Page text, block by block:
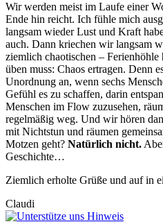
Wir werden meist im Laufe einer
Ende hin reicht. Ich fühle mich
langsam wieder Lust und Kraft
auch. Dann kriechen wir langsam
ziemlich chaotischen –
üben muss: Chaos ertragen. Denn
Unordnung an, wenn sechs
Gefühl es zu schaffen, darin
Menschen im Flow zuzusehen,
regelmäßig weg. Und wir hören
mit Nichtstun und räumen
Motzen geht? Natürlich nicht.
Geschichte…
Ziemlich erholte Grüße und auf in
Claudi